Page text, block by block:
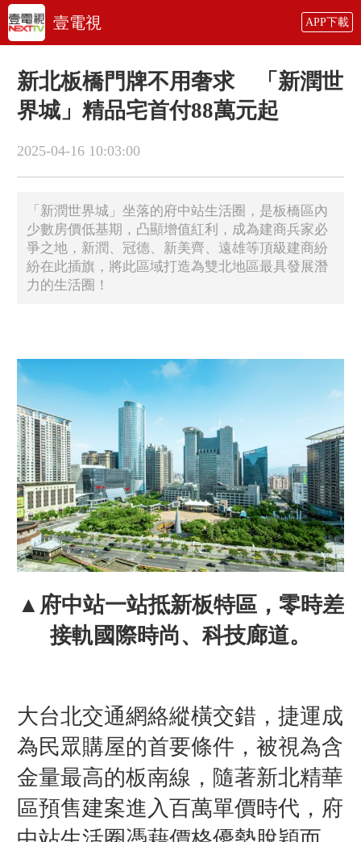
壹電視 APP下載
新北板橋門牌不用奢求 「新潤世
界城」精品宅首付88萬元起
2025-04-16 10:03:00
「新潤世界城」坐落的府中站生活圈，是板橋區內
少數房價低基期，凸顯增值紅利，成為建商兵家必
爭之地，新潤、冠德、新美齊、遠雄等頂級建商紛
紛在此插旗，將此區域打造為雙北地區最具發展潛
力的生活圈！
▲府中站一站抵新板特區，零時差
接軌國際時尚、科技廊道。
大台北交通網絡縱橫交錯，捷運成
為民眾購屋的首要條件，被視為含
金量最高的板南線，隨著新北精華
區預售建案進入百萬單價時代，府